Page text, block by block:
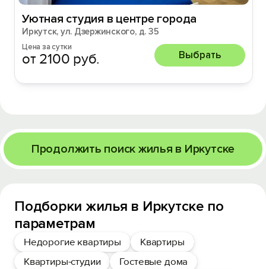
Уютная студия в центре города
Иркутск, ул. Дзержинского, д. 35
Цена за сутки
от 2100 руб. Выбрать
Продолжить поиск жилья в Иркутске
Подборки жилья в Иркутске по
параметрам
Недорогие квартиры
Квартиры
Квартиры-студии
Гостевые дома